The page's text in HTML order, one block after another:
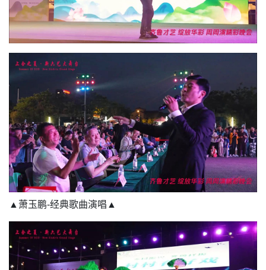
▲萧玉鹏-经典歌曲演唱▲